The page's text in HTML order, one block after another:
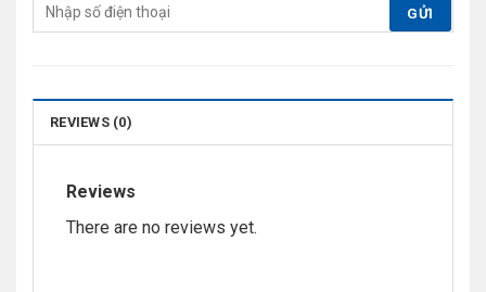
REVIEWS (0)
Reviews
There are no reviews yet.